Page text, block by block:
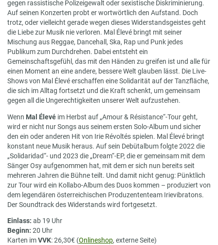
gegen rassistische Polizeigewalt oder sexistische Diskriminierung.
Auf seinen Konzerten probt er wortwörtlich den Aufstand. Doch
trotz, oder vielleicht gerade wegen dieses Widerstandsgeistes geht
die Liebe zur Musik nie verloren. Mal Élevé bringt mit seiner
Mischung aus Reggae, Dancehall, Ska, Rap und Punk jedes
Publikum zum Durchdrehen. Dabei entsteht ein
Gemeinschaftsgefühl, das mit den Händen zu greifen ist und alle für
einen Moment an eine andere, bessere Welt glauben lässt. Die Live-
Shows von Mal Élevé erschaffen eine Solidarität auf der Tanzfläche,
die sich im Alltag fortsetzt und die Kraft schenkt, um gemeinsam
gegen all die Ungerechtigkeiten unserer Welt aufzustehen.
Wenn Mal Élevé im Herbst auf „Amour & Résistance“-Tour geht,
wird er nicht nur Songs aus seinem ersten Solo-Album und sicher
den ein oder anderen Hit von Irie Révoltés spielen. Mal Élevé bringt
konstant neue Musik heraus. Auf sein Debütalbum folgte 2022 die
„Solidaridad“- und 2023 die „Dream“-EP, die er gemeinsam mit dem
Sänger Osy aufgenommen hat, mit dem er sich nun bereits seit
mehreren Jahren die Bühne teilt. Und damit nicht genug: Pünktlich
zur Tour wird ein Kollabo-Album des Duos kommen – produziert von
dem legendären österreichischen Produzententeam Irievibratons.
Der Soundtrack des Widerstands wird fortgesetzt.
Einlass: ab 19 Uhr
Beginn: 20 Uhr
Karten imVVK: 26,30€ (Onlineshop, externe Seite)